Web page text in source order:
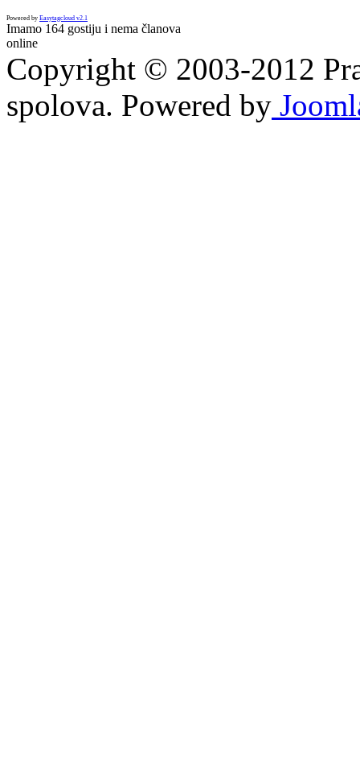
Powered by Easytagcloud v2.1
Imamo 164 gostiju i nema članova
online
Copyright © 2003-2012
spolova. Powered by